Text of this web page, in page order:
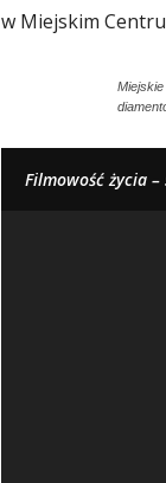
w Miejskim
Filmowość życia